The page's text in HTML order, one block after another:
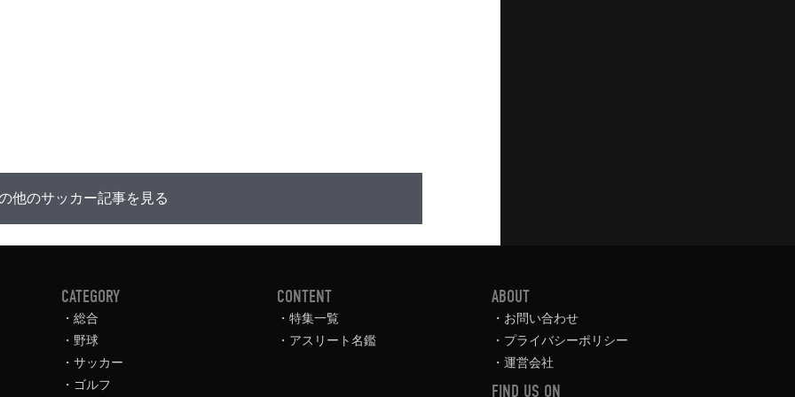
他のサッカー記事を見る
CATEGORY
総合
野球
サッカー
ゴルフ
CONTENT
特集一覧
アスリート名鑑
ABOUT
お問い合わせ
プライバシーポリシー
運営会社
FIND US ON